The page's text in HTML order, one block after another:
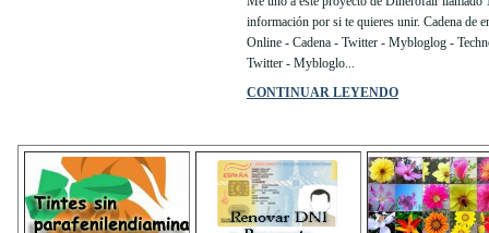
información por si te quieres unir. Cadena de
Online - Cadena - Twitter - Mybloglog -
Twitter - Mybloglo...
CONTINUAR LEYENDO